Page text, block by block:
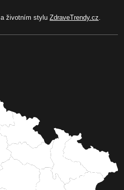
a životním stylu ZdraveTrendy.cz